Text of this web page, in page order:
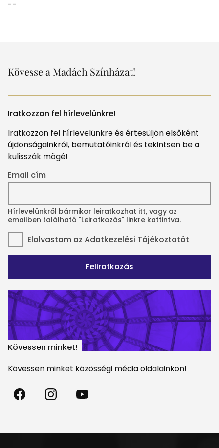
--
Kövesse a Madách Színházat!
Iratkozzon fel hírlevelünkre!
Iratkozzon fel hírlevelünkre és értesüljön elsőként
újdonságainkról, bemutatóinkról és tekintsen be a
kulisszák mögé!
Email cím
Hírlevelünkről bármikor leiratkozhat itt, vagy az
emailben található "Leiratkozás" linkre kattintva.
Elolvastam az Adatkezelési Tájékoztatót
Feliratkozás
Kövessen minket!
Kövessen minket közösségi média oldalainkon!
Madách
Színház
Madách
Színház
Madách
Színház
on